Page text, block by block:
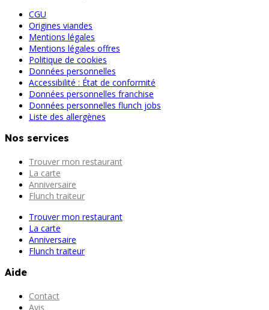
CGU
Origines viandes
Mentions légales
Mentions légales offres
Politique de cookies
Données personnelles
Accessibilité : État de conformité
Données personnelles franchise
Données personnelles flunch jobs
Liste des allergènes
Nos services
Trouver mon restaurant
La carte
Anniversaire
Flunch traiteur
Trouver mon restaurant
La carte
Anniversaire
Flunch traiteur
Aide
Contact
Avis